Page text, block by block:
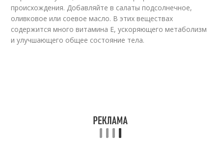
происхождения. Добавляйте в салаты подсолнечное,
оливковое или соевое масло. В этих веществах
содержится много витамина E, ускоряющего метаболизм
и улучшающего общее состояние тела.